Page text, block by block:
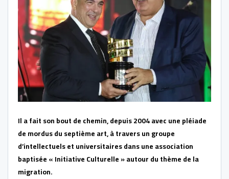
Il a fait son bout de chemin, depuis 2004 avec une pléiade
de mordus du septième art, à travers un groupe
d’intellectuels et universitaires dans une association
baptisée « Initiative Culturelle » autour du thème de la
migration.